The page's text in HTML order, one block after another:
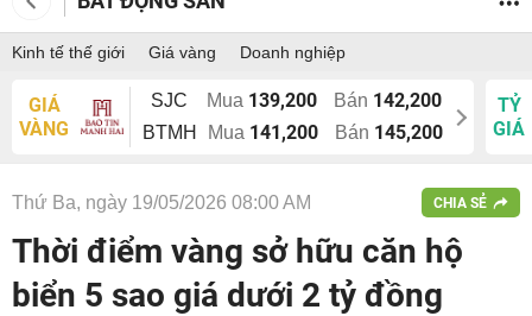
Kinh tế thế giới Giá vàng Doanh nghiệp
GIÁ
VÀNG
SJC Mua 139,200 Bán 142,200
BTMH Mua 141,200 Bán 145,200
TỶ
GIÁ
Thứ Ba, ngày 19/05/2026 08:00 AM CHIA SẺ
Thời điểm vàng sở hữu căn hộ
biển 5 sao giá dưới 2 tỷ đồng